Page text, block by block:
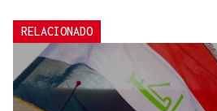
RELACIONADO